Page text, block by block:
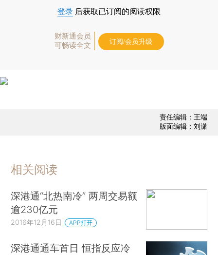
登录 后获取已订阅的阅读权限
财新通会员
可畅读全文
订阅/会员升级
责任编辑：王端
版面编辑：刘潇
相关阅读
深港通“北热南冷” 两周交易额
逾230亿元
2016年12月16日 APP打开
深港通通车首日 恒指反应冷